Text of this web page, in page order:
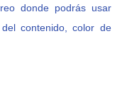
donde podrás usar
contenido, color de